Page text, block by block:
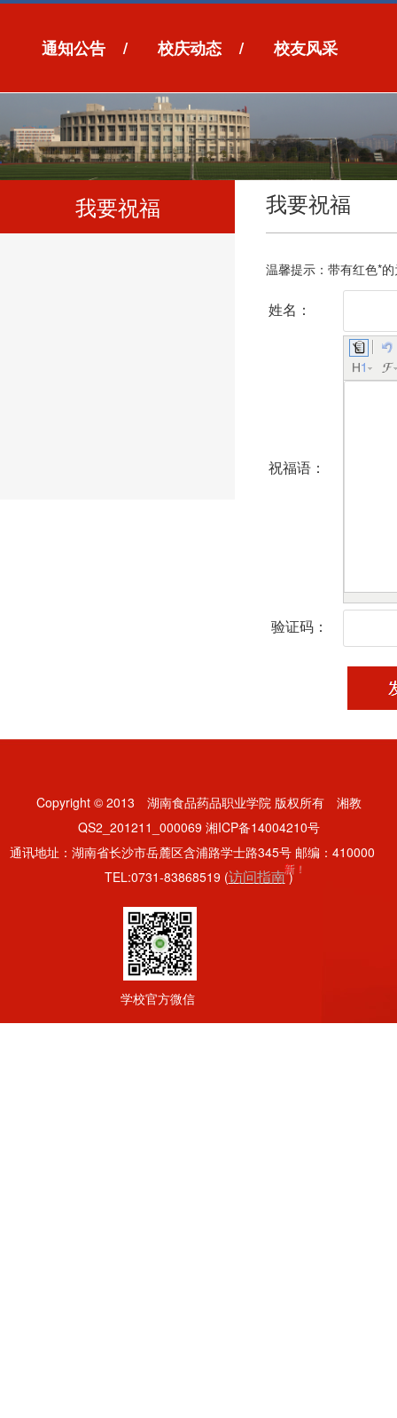
通知公告 / 校庆动态 / 校友风采
我要祝福 我要祝福
温馨提示：带有红色*
姓名：
祝福语：
验证码：
Copyright © 2013 湖南食品药品职业学院版权所有 湘教
QS2_201211_000069 湘ICP备14004210号
通讯地址：湖南省长沙市岳麓区含浦路学士路345号 邮编：410000
TEL:0731-83868519 (访问指南新！
)
学校官方微信